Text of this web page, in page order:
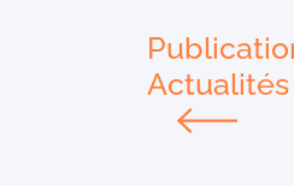
Actualités